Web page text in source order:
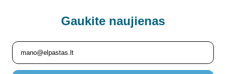
Gaukite naujienas